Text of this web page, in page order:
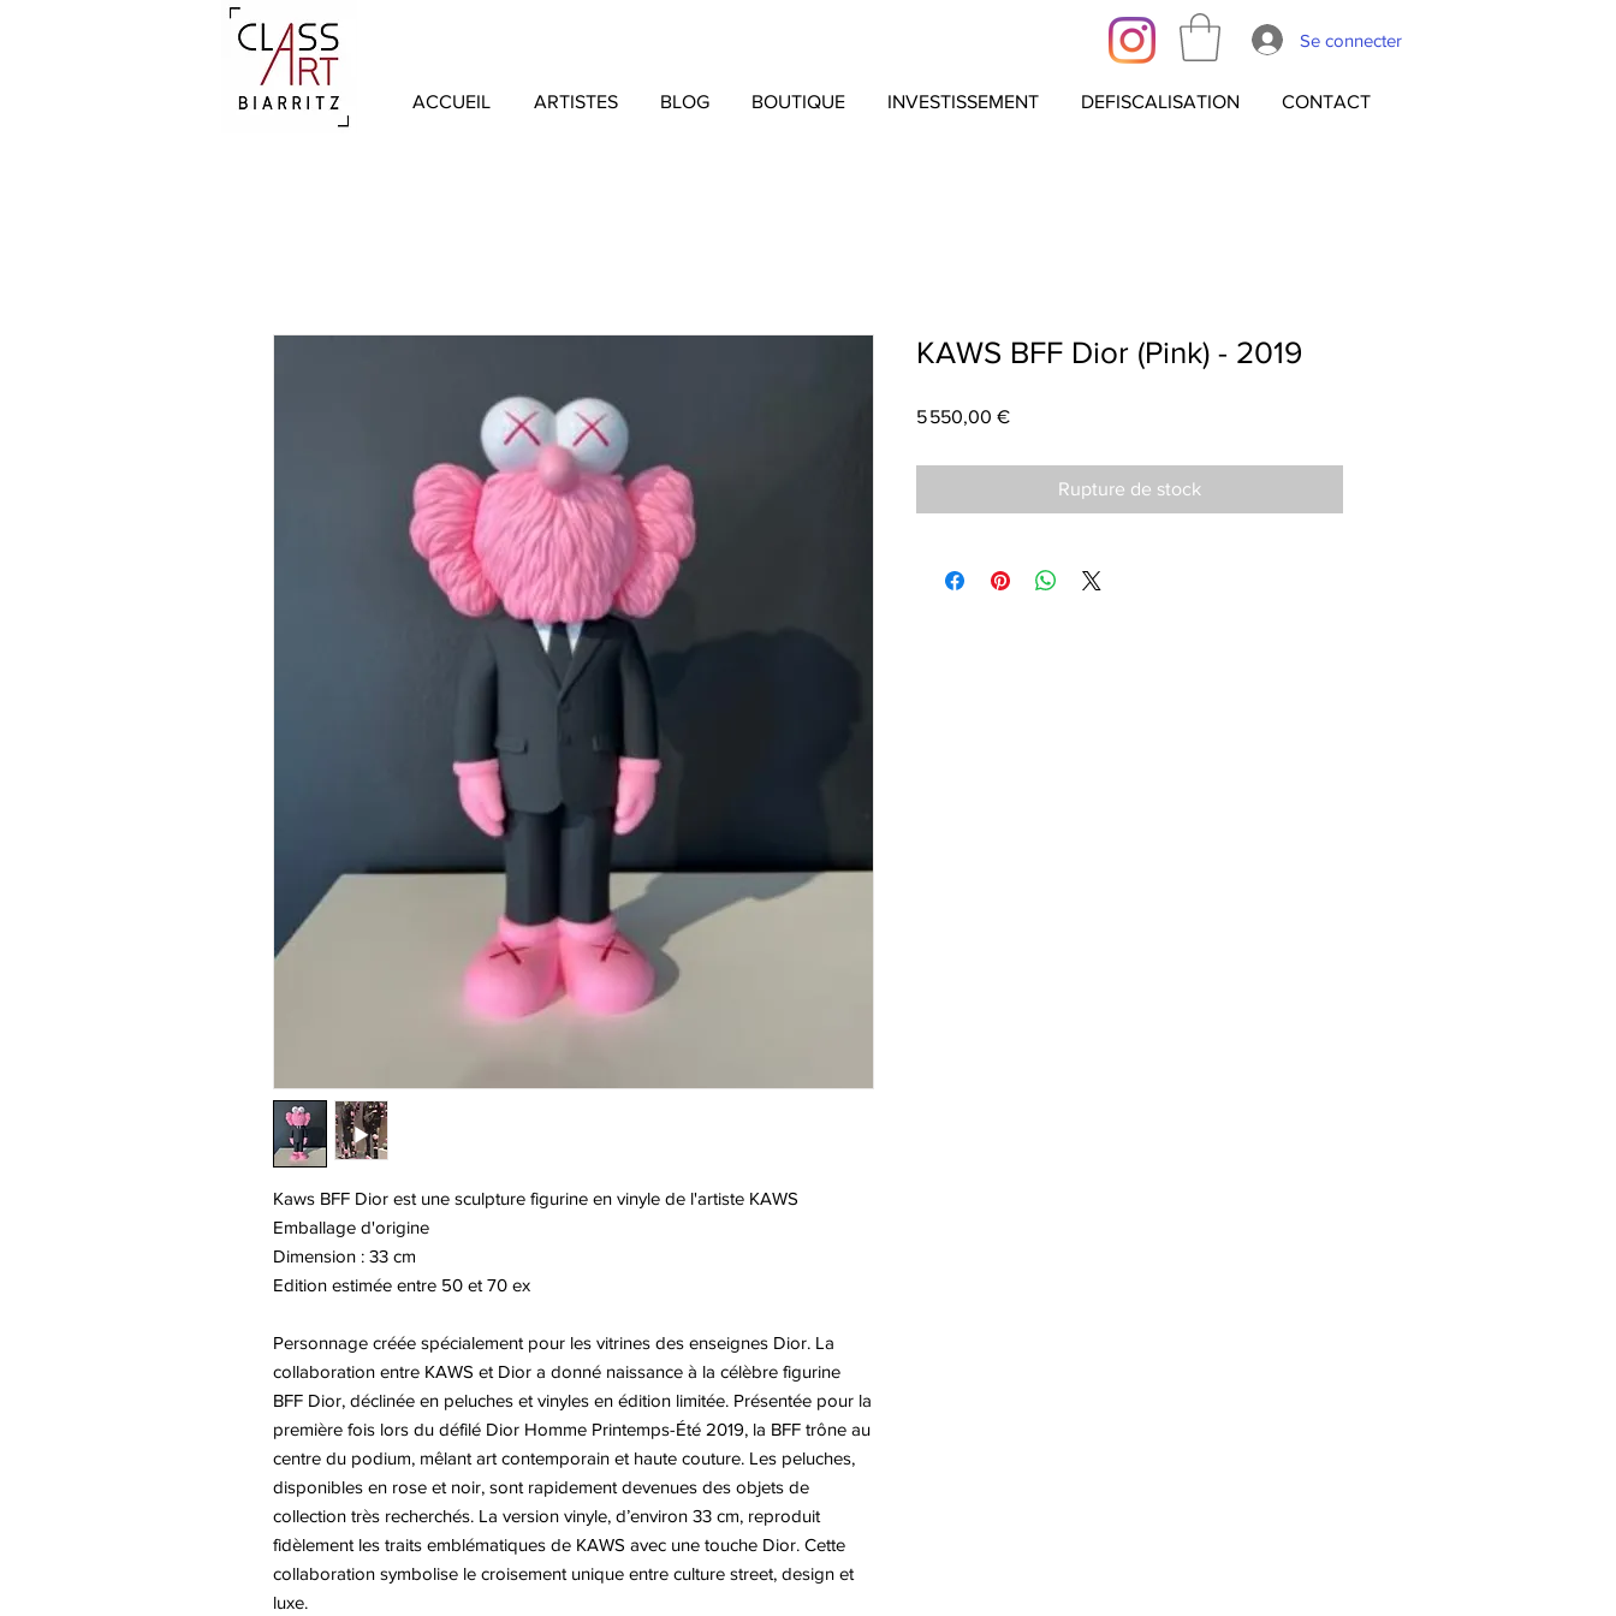
Se connecter
ACCUEIL ARTISTES BLOG BOUTIQUE INVESTISSEMENT DEFISCALISATION CONTACT
Kaws BFF Dior est une sculpture figurine en vinyle de l'artiste KAWS
Emballage d'origine
Dimension : 33 cm
Edition estimée entre 50 et 70 ex
Personnage créée spécialement pour les vitrines des enseignes Dior. La
collaboration entre KAWS et Dior a donné naissance à la célèbre figurine
BFF Dior, déclinée en peluches et vinyles en édition limitée. Présentée pour la
première fois lors du défilé Dior Homme Printemps-Été 2019, la BFF trône au
centre du podium, mêlant art contemporain et haute couture. Les peluches,
disponibles en rose et noir, sont rapidement devenues des objets de
collection très recherchés. La version vinyle, d’environ 33 cm, reproduit
fidèlement les traits emblématiques de KAWS avec une touche Dior. Cette
collaboration symbolise le croisement unique entre culture street, design et
luxe.
KAWS BFF Dior (Pink) - 2019
5 550,00 €Prix
Rupture de stock